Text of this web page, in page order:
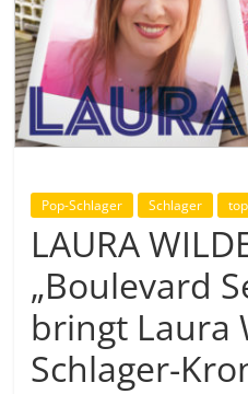
Pop-Schlager Schlager top
LAURA
„Boulevard
bringt Laura
Schlager-